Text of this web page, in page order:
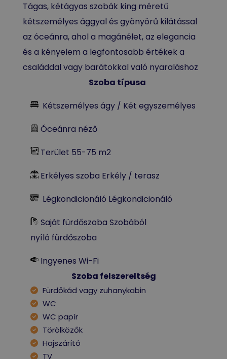
Tágas, kétágyas szobák king méretű
kétszemélyes ággyal és gyönyörű kilátással
az óceánra, ahol a magánélet, az elegancia
és a kényelem a legfontosabb értékek a
családdal vagy barátokkal való nyaraláshoz
Szoba típusa
Kétszemélyes ágy / Két egyszemélyes
Óceánra néző
Terület 55-75 m2
Erkélyes szoba Erkély / terasz
Légkondicionáló Légkondicionáló
Saját fürdőszoba Szobából
nyíló fürdőszoba
Ingyenes Wi-Fi
Szoba felszereltség
Fürdőkád vagy zuhanykabin
WC
WC papír
Törölközők
Hajszárító
TV